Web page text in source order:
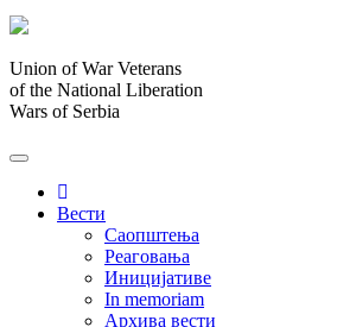
Union of War Veterans
of the National Liberation
Wars of Serbia
Вести
Саопштења
Реаговања
Иницијативе
In memoriam
Архива вести